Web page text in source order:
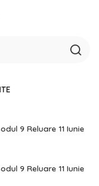
9 Reluare 11 Iunie
9 Reluare 11 Iunie